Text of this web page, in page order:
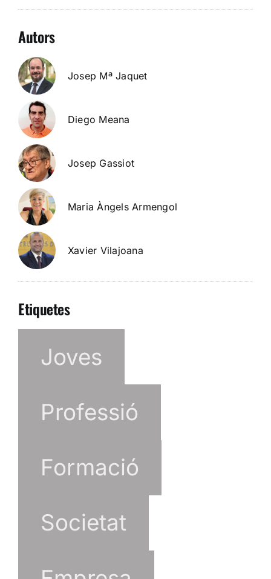
Autors
Josep Mª Jaquet
Diego Meana
Josep Gassiot
Maria Àngels Armengol
Xavier Vilajoana
Etiquetes
Joves
Professió
Formació
Societat